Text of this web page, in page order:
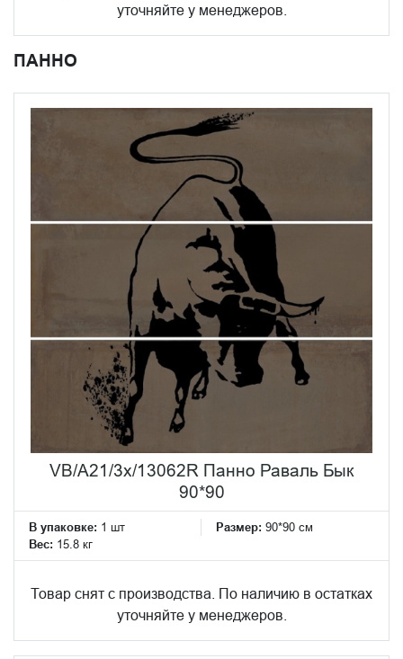
уточняйте у менеджеров.
ПАННО
VB/A21/3x/13062R Панно Раваль Бык
90*90
В упаковке: 1 шт Размер: 90*90 см
Вес: 15.8 кг
Товар снят с производства. По наличию в остатках
уточняйте у менеджеров.